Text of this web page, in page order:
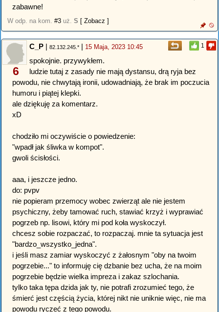
zabawne!
W odp. na kom. #3 uż. S [ Zobacz ]
1
6
C_P | 82.132.245.* | 15 Maja, 2023 10:45
spokojnie. przywykłem.
ludzie tutaj z zasady nie mają dystansu, drą ryja bez
powodu, nie chwytają ironii, udowadniają, że brak im poczucia
humoru i piątej klepki.
ale dziękuję za komentarz.
xD
chodziło mi oczywiście o powiedzenie:
"wpadł jak śliwka w kompot".
gwoli ścisłości.
aaa, i jeszcze jedno.
do: pvpv
nie popieram przemocy wobec zwierząt ale nie jestem
psychiczny, żeby tamować ruch, stawiać krzyż i wyprawiać
pogrzeb np. lisowi, który mi pod koła wyskoczył.
chcesz sobie rozpaczać, to rozpaczaj. mnie ta sytuacja jest
"bardzo_wszystko_jedna".
i jeśli masz zamiar wyskoczyć z żałosnym "oby na twoim
pogrzebie..." to informuję cię dzbanie bez ucha, że na moim
pogrzebie będzie wielka impreza i zakaz szlochania.
tylko taka tępa dzida jak ty, nie potrafi zrozumieć tego, że
śmierć jest częścią życia, której nikt nie uniknie więc, nie ma
powodu ryczeć z tego powodu.